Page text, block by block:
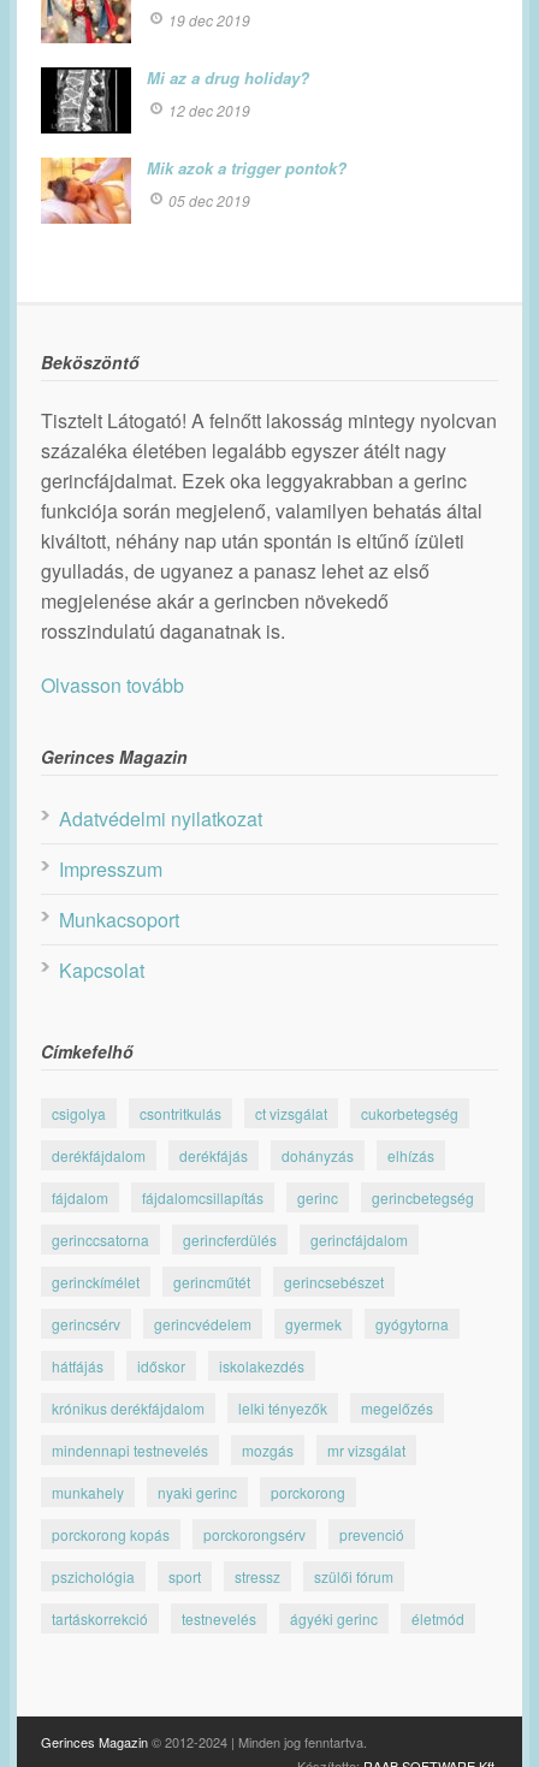
19 dec 2019
Mi az a drug holiday?
12 dec 2019
Mik azok a trigger pontok?
05 dec 2019
Beköszöntő
Tisztelt Látogató! A felnőtt lakosság mintegy nyolcvan
százaléka életében legalább egyszer átélt nagy
gerincfájdalmat. Ezek oka leggyakrabban a gerinc
funkciója során megjelenő, valamilyen behatás által
kiváltott, néhány nap után spontán is eltűnő ízületi
gyulladás, de ugyanez a panasz lehet az első
megjelenése akár a gerincben növekedő
rosszindulatú daganatnak is.
Olvasson tovább
Gerinces Magazin
Adatvédelmi nyilatkozat
Impresszum
Munkacsoport
Kapcsolat
Címkefelhő
csigolya csontritkulás ct vizsgálat cukorbetegség
derékfájdalom derékfájás dohányzás elhízás
fájdalom fájdalomcsillapítás gerinc gerincbetegség
gerinccsatorna gerincferdülés gerincfájdalom
gerinckímélet gerincműtét gerincsebészet
gerincsérv gerincvédelem gyermek gyógytorna
hátfájás időskor iskolakezdés
krónikus derékfájdalom lelki tényezők megelőzés
mindennapi testnevelés mozgás mr vizsgálat
munkahely nyaki gerinc porckorong
porckorong kopás porckorongsérv prevenció
pszichológia sport stressz szülői fórum
tartáskorrekció testnevelés ágyéki gerinc életmód
Gerinces Magazin© 2012-2024 | Minden jog fenntartva.